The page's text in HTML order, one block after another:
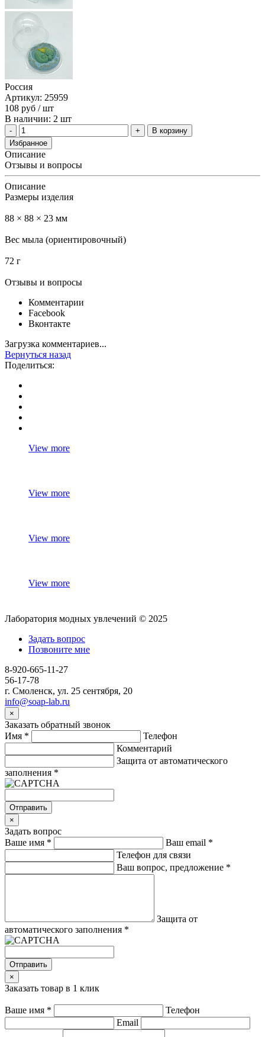
Россия
Артикул: 25959
108 руб / шт
В наличии: 2 шт
В корзину
Избранное
Описание
Отзывы и вопросы
Описание
Размеры изделия
88 × 88 × 23 мм
Вес мыла (ориентировочный)
72 г
Отзывы и вопросы
Комментарии
Facebook
Вконтакте
Загрузка комментариев...
Вернуться назад
Поделиться:
View more
View more
View more
View more
Лаборатория модных увлечений © 2025
Задать вопрос
Позвоните мне
8-920-665-11-27
56-17-78
г. Смоленск, ул. 25 сентября, 20
info@soap-lab.ru
×
Заказать обратный звонок
Имя *
Телефон
Комментарий
Защита от автоматического
заполнения *
Отправить
×
Задать вопрос
Ваше имя * Ваш email *
Телефон для связи
Ваш вопрос, предложение *
Защита от
автоматического заполнения *
Отправить
×
Заказать товар в 1 клик
Ваше имя *
Телефон
Email